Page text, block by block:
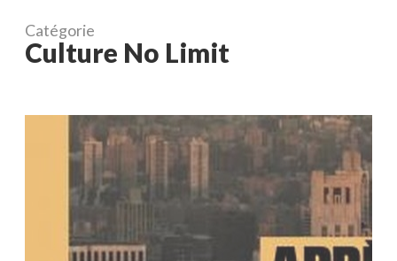
Catégorie
Culture No Limit